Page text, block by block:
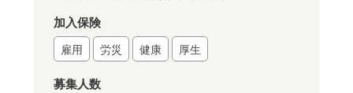
加入保険
雇用 労災 健康 厚生
募集人数